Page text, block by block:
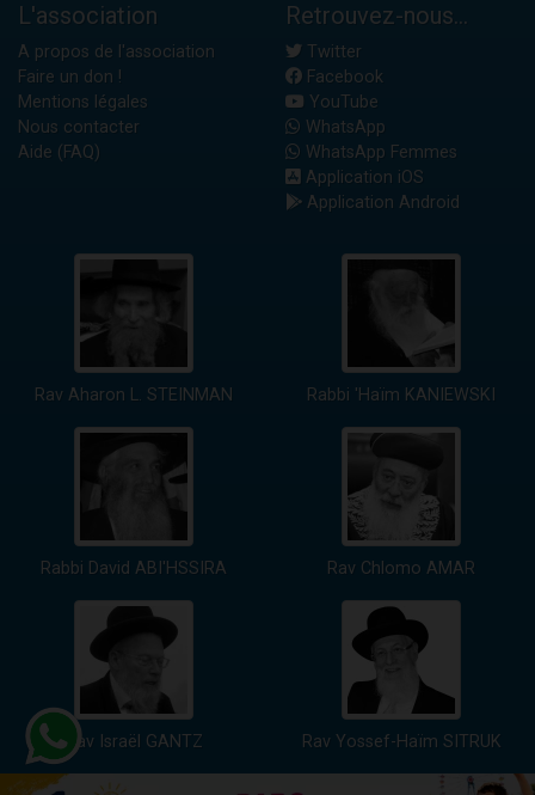
L'association
A propos de l'association
Faire un don !
Mentions légales
Nous contacter
Aide (FAQ)
Retrouvez-nous...
Twitter
Facebook
YouTube
WhatsApp
WhatsApp Femmes
Application iOS
Application Android
Rav Aharon L. STEINMAN Rabbi 'Haïm KANIEWSKI
Rabbi David ABI'HSSIRA Rav Chlomo AMAR
Rav Israël GANTZ Rav Yossef-Haïm SITRUK